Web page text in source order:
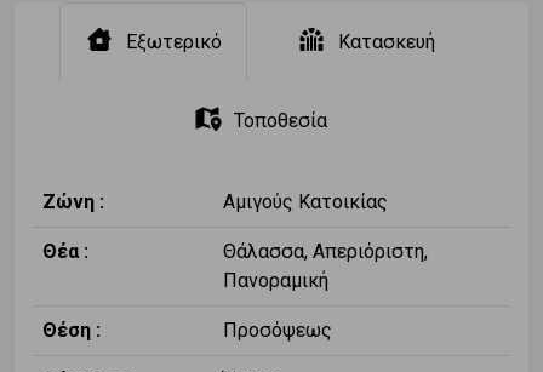
Εξωτερικό Κατασκευή
Τοποθεσία
Ζώνη : Αμιγούς Κατοικίας
Θέα :
Θάλασσα, Απεριόριστη,
Πανοραμική
Θέση : Προσόψεως